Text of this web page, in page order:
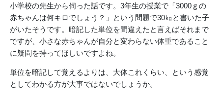
小学校の先生から伺った話です。3年生の授業で「3000ｇの
赤ちゃんは何キロでしょう？」という問題で30㎏と書いた子
がいたそうです。暗記した単位を間違えたと言えばそれまで
ですが、小さな赤ちゃんが自分と変わらない体重であること
に疑問を持ってほしいですよね。
単位を暗記して覚えるよりは、大体これくらい、という感覚
としてわかる方が大事ではないでしょうか。